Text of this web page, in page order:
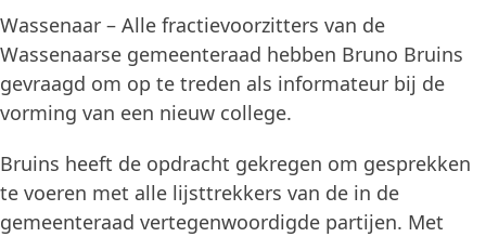
Wassenaar – Alle fractievoorzitters van de
Wassenaarse gemeenteraad hebben Bruno Bruins
gevraagd om op te treden als informateur bij de
vorming van een nieuw college.
Bruins heeft de opdracht gekregen om gesprekken
te voeren met alle lijsttrekkers van de in de
gemeenteraad vertegenwoordigde partijen. Met